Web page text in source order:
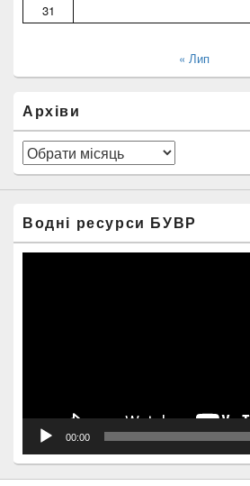
31
« Лип
Архіви
Архіви
Водні ресурси БУВР
00:00